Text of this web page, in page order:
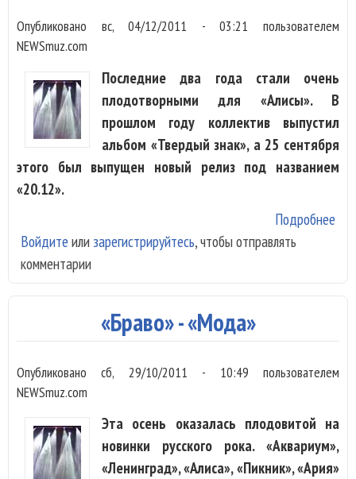
Опубликовано вс, 04/12/2011 - 03:21 пользователем
NEWSmuz.com
Последние два года стали очень
плодотворными для «Алисы». В
прошлом году коллектив выпустил
альбом «Твердый знак», а 25 сентября
этого был выпущен новый релиз под названием
«20.12».
Подробнее
Войдите или зарегистрируйтесь, чтобы отправлять
комментарии
«Браво» - «Мода»
Опубликованосб, 29/10/2011 - 10:49 пользователем
NEWSmuz.com
Эта осень оказалась плодовитой на
новинки русского рока. «Аквариум»,
«Ленинград», «Алиса», «Пикник», «Ария»